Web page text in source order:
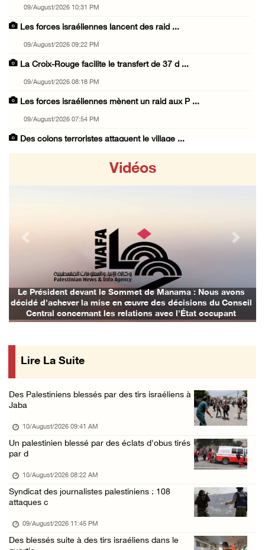
09/August/2026 10:31 PM
Les forces israéliennes lancent des raid ...
09/August/2026 09:22 PM
La Croix-Rouge facilite le transfert de 37 d ...
09/August/2026 08:18 PM
Les forces israéliennes mènent un raid aux P ...
09/August/2026 07:54 PM
Des colons terroristes attaquent le village ...
09/August/2026 04:41 PM
Shahin : La réunion d’Amman appelle à une ac ...
09/August/2026 04:23 PM
Des ministres et des membres de la Knesset p ...
09/August/2026 02:36 PM
Les colons déracinent des dizaines d’arbres ...
133 colons israéliens font irruption dans la ...
Des cultures endommagées après le pâturage d ...
09/August/2026 12:03 PM
Gaza : le bilan de la guerre atteint 73.386 ...
09/August/2026 11:54 AM
Le Président Abbas rend hommage à Diab Al-Lo ...
Vidéos
avons
du Conseil
Les avions d'occupation continuent de bombarder
Previous Next
Lire La Suite
Des Palestiniens blessés par des tirs israéliens à
Jaba
10/August/2026 09:41 AM
Un palestinien blessé par des éclats d'obus tirés
par d
10/August/2026 08:22 AM
Syndicat des journalistes palestiniens : 108
attaques c
09/August/2026 11:45 PM
Des blessés suite à des tirs israéliens dans le